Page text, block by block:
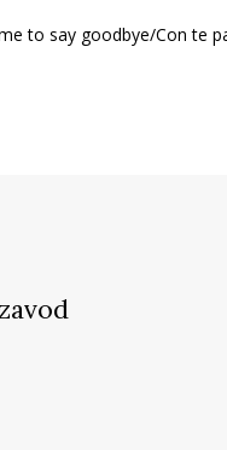
to say goodbye/Con te